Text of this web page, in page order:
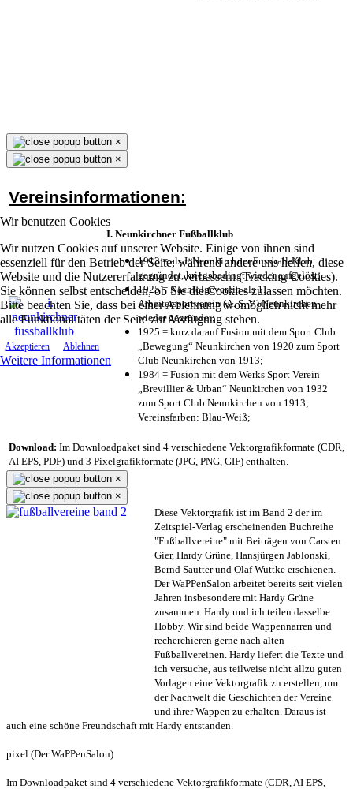
Wir benutzen Cookies
Wir nutzen Cookies auf unserer Website. Einige von ihnen sind
essenziell für den Betrieb der Seite, während andere uns helfen, diese
Website und die Nutzererfahrung zu verbessern (Tracking Cookies).
Sie können selbst entscheiden, ob Sie die Cookies zulassen möchten.
Bitte beachten Sie, dass bei einer Ablehnung womöglich nicht mehr
alle Funktionalitäten der Seite zur Verfügung stehen.
Akzeptieren Ablehnen
Weitere Informationen
×
×
Vereinsinformationen:
I. Neunkirchner Fußballklub
1913 = als I. Neunkirchner Fussball-Klub
gegründet, kriegsbedingt wieder aufgelöst;
1925 = Nachfolgeverein als 1.
Arbeitersportverein (A. S. V.) Neunkirchen
wieder gegründet;
1925 = kurz darauf Fusion mit dem Sport Club
„Bewegung“ Neunkirchen von 1920 zum Sport
Club Neunkirchen von 1913;
1984 = Fusion mit dem Werks Sport Verein
„Brevillier & Urban“ Neunkirchen von 1932
zum Sport Club Neunkirchen von 1913;
Vereinsfarben: Blau-Weiß;
Download: Im Downloadpaket sind 4 verschiedene Vektorgrafikformate (CDR,
AI EPS, PDF) und 3 Pixelgrafikformate (JPG, PNG, GIF) enthalten.
×
×
Diese Vektorgrafik ist im Band 2 der im
Zeitspiel-Verlag erscheinenden Buchreihe
"Fußballvereine" mit Beiträgen von Carsten
Gier, Hardy Grüne, Hansjürgen Jablonski,
Bernd Sautter und Olaf Wuttke erschienen.
Der WaPPenSalon arbeitet bereits seit vielen
Jahren insbesondere mit Hardy Grüne
zusammen. Hardy und ich teilen dasselbe
Hobby. Wir sind beide Wappennarren und
recherchieren gerne nach alten
Fußballvereinen. Hardy liefert die Texte und
ich versuche, aus teilweise nicht allzu guten
Vorlagen eine Vektorgrafik zu erstellen, um
der Nachwelt die Geschichten der Vereine
und ihrer Wappen zu erhalten. Daraus ist
auch eine schöne Freundschaft mit Hardy entstanden.
pixel (Der WaPPenSalon)
Im Downloadpaket sind 4 verschiedene Vektorgrafikformate (CDR, AI EPS,